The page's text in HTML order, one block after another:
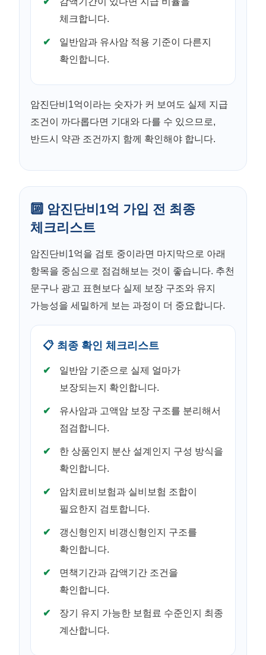
체크합니다.
일반암과 유사암 적용 기준이 다른지
확인합니다.
암진단비1억이라는 숫자가 커 보여도 실제 지급
조건이 까다롭다면 기대와 다를 수 있으므로,
반드시 약관 조건까지 함께 확인해야 합니다.
🔟 암진단비1억 가입 전 최종
체크리스트
암진단비1억을 검토 중이라면 마지막으로 아래
항목을 중심으로 점검해보는 것이 좋습니다. 추천
문구나 광고 표현보다 실제 보장 구조와 유지
가능성을 세밀하게 보는 과정이 더 중요합니다.
📋 최종 확인 체크리스트
일반암 기준으로 실제 얼마가
보장되는지 확인합니다.
유사암과 고액암 보장 구조를 분리해서
점검합니다.
한 상품인지 분산 설계인지 구성 방식을
확인합니다.
암치료비보험과 실비보험 조합이
필요한지 검토합니다.
갱신형인지 비갱신형인지 구조를
확인합니다.
면책기간과 감액기간 조건을
확인합니다.
장기 유지 가능한 보험료 수준인지 최종
계산합니다.